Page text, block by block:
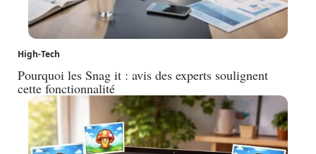
High-Tech
Pourquoi les Snag it : avis des experts soulignent
cette fonctionnalité